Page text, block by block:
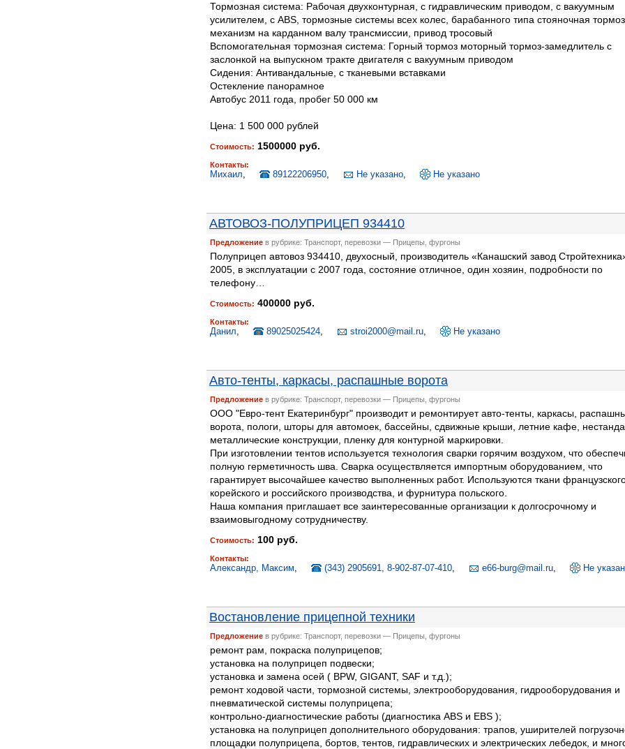
Тормозная система: Рабочая двухконтурная, с гидравлическим приводом, с вакуумным
усилителем, с ABS, тормозные системы всех колес, барабанного типа стояночная
механизм на карданном валу трансмиссии, привод тросовый
Вспомогательная тормозная система: Горный тормоз моторный тормоз-замедлитель с
заслонкой на выпускном тракте двигателя с вакуумным приводом
Сидения: Антивандальные, с тканевыми вставками
Остекление панорамное
Автобус 2011 года, пробег 50 000 км
Цена: 1 500 000 рублей
Стоимость: 1500000 руб.
Контакты:
Михаил, 89122206950, Не указано, Не указано
АВТОВОЗ-ПОЛУПРИЦЕП 934410
Предложение в рубрике: Транспорт, перевозки — Прицепы, фургоны
Полуприцеп автовоз 934410, двухосный, производитель «Канашский завод
2005, в эксплуатации с 2007 года, состояние отличное, один хозяин, подробности по
телефону…
Стоимость: 400000 руб.
Контакты:
Данил, 89025025424, stroi2000@mail.ru, Не указано
Авто-тенты, каркасы, распашные ворота
Предложение в рубрике: Транспорт, перевозки — Прицепы, фургоны
ООО "Евро-тент Екатеринбург" производит и ремонтирует авто-тенты, каркасы,
ворота, пологи, шторы для автомоек, бассейны, сдвижные крыши, летние кафе,
металлические конструкции, пленку для контурной маркировки.
При изготовлении тентов используется технология сварки горячим воздухом, что
полную герметичность шва. Сварка осуществляется импортным оборудованием, что
гарантирует высочайшее качество выполненных работ. Используются ткани
корейского и российского производства, и фурнитура польского.
Наша компания приглашает все заинтересованные организации к долгосрочному и
взаимовыгодному сотрудничеству.
Стоимость: 100 руб.
Контакты:
Александр, Максим, (343) 2905691, 8-902-87-07-410, e66-burg@mail.ru, Не
Востановление прицепной техники
Предложение в рубрике: Транспорт, перевозки — Прицепы, фургоны
ремонт рам, покраска полуприцепов;
установка на полуприцеп подвески;
установка и замена осей ( BPW, GIGANT, SAF и т.д.);
ремонт ходовой части, тормозной системы, электрооборудования, гидрооборудования и
пневматической системы полуприцепа;
контрольно-диагностические работы (диагностика ABS и EBS );
установка на полуприцеп дополнительного оборудования: трапов, уширителей
площадки полуприцепа, бортов, тентов, гидравлических и электрических лебедок, и